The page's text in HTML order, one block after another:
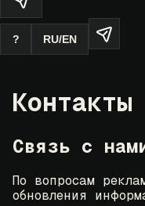
? RU/EN
Контакты
Связь с
По вопросам
обновления